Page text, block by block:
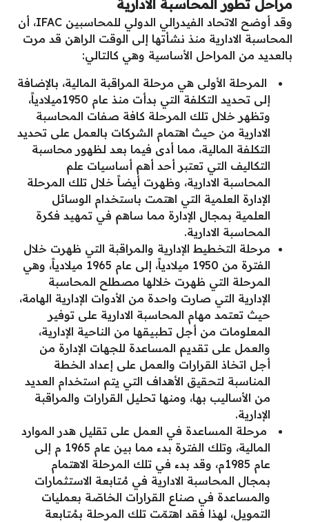
مراحل تطور المحاسبة الادارية
وقد أوضح الاتحاد الفيدرالي الدولي للمحاسبين IFAC، أن
المحاسبة الادارية منذ نشأتها إلى الوقت الراهن قد مرت
بالعديد من المراحل الأساسية وهي كالتالي:
المرحلة الأولى هي مرحلة المراقبة المالية، بالإضافة
إلى تحديد التكلفة التي بدأت منذ عام 1950ميلادياً،
وتظهر خلال تلك المرحلة كافة صفات المحاسبة
الادارية من حيث اهتمام الشركات بالعمل على تحديد
التكلفة المالية، مما أدى فيما بعد لظهور محاسبة
التكاليف التي تعتبر أحد أهم أساسيات علم
المحاسبة الادارية، وظهرت أيضاً خلال تلك المرحلة
الإدارة العلمية التي اهتمت باستخدام الوسائل
العلمية بمجال الإدارة مما ساهم في تمهيد فكرة
المحاسبة الادارية.
مرحلة التخطيط الإدارية والمراقبة التي ظهرت خلال
الفترة من 1950 ميلادياً، إلى عام 1965 ميلادياً، وهي
المرحلة التي ظهرت خلالها مصطلح المحاسبة
الإدارية التي صارت واحدة من الأدوات الإدارية الهامة،
حيث تعتمد مهام المحاسبة الادارية على توفير
المعلومات من أجل تطبيقها من الناحية الإدارية،
والعمل على تقديم المساعدة للجهات الإدارة من
أجل اتخاذ القرارات والعمل على إعداد الخطة
المناسبة لتحقيق الأهداف التي يتم استخدام العديد
من الأساليب بها، ومنها تحليل القرارات والمراقبة
الإدارية.
مرحلة المساعدة في العمل على تقليل هدر الموارد
المالية، وتلك الفترة بدء مما بين عام 1965 م إلى
عام 1985م، وقد بدء في تلك المرحلة الاهتمام
بمجال المحاسبة الادارية في مُتابعة الاستثمارات
والمساعدة في صناع القرارات الخاصّة بعمليات
التمويل، لهذا فقد اهتمّت تلك المرحلة بمُتابعة